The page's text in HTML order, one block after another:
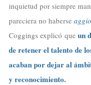
inquietud por siempre
pareciera no haberse
Coggings explicó que un
de retener el talento de
acaban por dejar al
y reconocimiento.